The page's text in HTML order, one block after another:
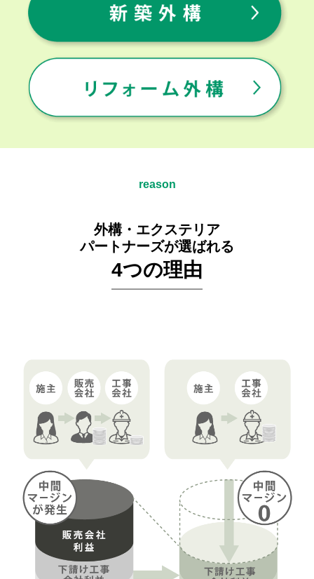
reason
外構・エクステリア
パートナーズが選ばれる
4つの理由